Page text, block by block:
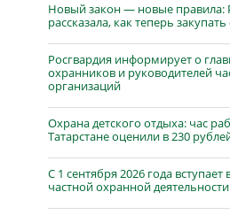
Новый закон — новые правила:
рассказала, как теперь
Росгвардия информирует о
охранников и руководителей
организаций
Охрана детского отдыха: час
Татарстане оценили в 230
С 1 сентября 2026 года
частной охранной деятельности